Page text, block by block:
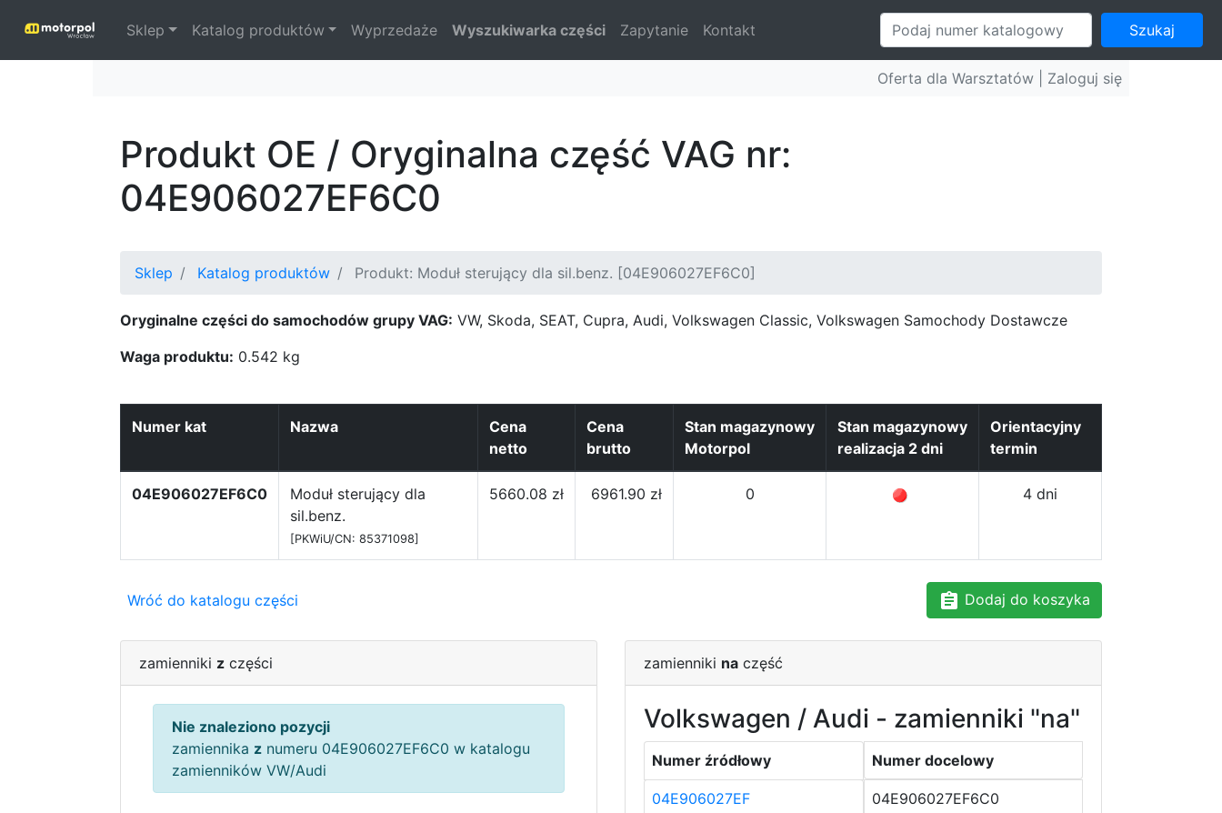
Sklep Katalog produktów Wyprzedaże Wyszukiwarka części Zapytanie Kontakt Szukaj
Oferta dla Warsztatów | Zaloguj się
Produkt OE / Oryginalna część VAG nr:
04E906027EF6C0
Sklep Katalog produktów Produkt: Moduł sterujący dla sil.benz. [04E906027EF6C0]
Oryginalne części do samochodów grupy VAG: VW, Skoda, SEAT, Cupra, Audi, Volkswagen Classic, Volkswagen Samochody Dostawcze
Waga produktu: 0.542 kg
Numer kat Nazwa
Cena
netto
Cena
brutto
Stan magazynowy
Motorpol
Stan magazynowy
realizacja 2 dni
Orientacyjny
termin
04E906027EF6C0
Moduł sterujący dla
sil.benz.
[PKWiU/CN: 85371098]
5660.08 zł 6961.90 zł 0 4 dni
Wróć do katalogu części Dodaj do koszyka
zamienniki z części
Nie znaleziono pozycji
zamiennika z numeru 04E906027EF6C0 w katalogu
zamienników VW/Audi
zamienniki na część
Volkswagen / Audi - zamienniki "na"
Numer źródłowy Numer docelowy
04E906027EF 04E906027EF6C0